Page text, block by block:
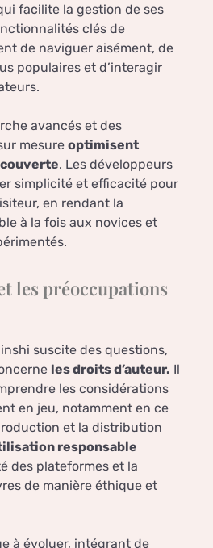
facilite la gestion de ses
clés de
de naviguer aisément, de
populaires et d’interagir
avancés et des
mesure optimisent
. Les développeurs
simplicité et efficacité pour
en rendant la
à la fois aux novices et
les préoccupations
suscite des questions,
les droits d’auteur. Il
les considérations
en jeu, notamment en ce
et la distribution
responsable
des plateformes et la
de manière éthique et
à évoluer, intégrant de